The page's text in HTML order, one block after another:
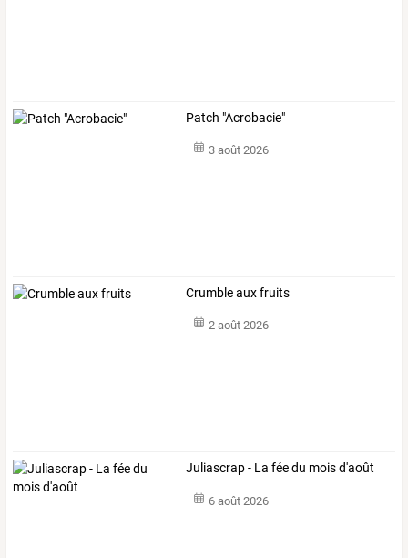
Patch "Acrobacie"
3 août 2026
Crumble aux fruits
2 août 2026
Juliascrap - La fée du mois d'août
6 août 2026